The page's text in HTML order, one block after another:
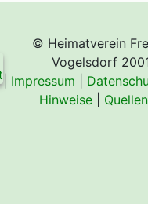
© Heimatverein
Vogelsdorf
Impressum
Hinweise|